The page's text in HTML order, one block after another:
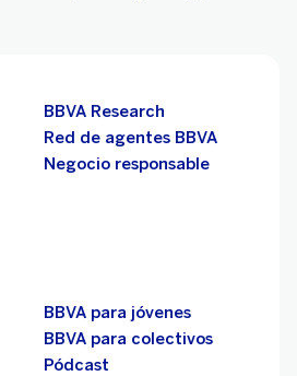
BBVA Research
Red de agentes BBVA
Negocio responsable
BBVA para jóvenes
BBVA para colectivos
Pódcast